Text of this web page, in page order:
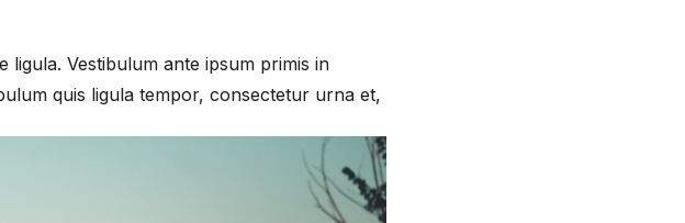
ligula. Vestibulum ante ipsum primis in
quis ligula tempor, consectetur urna et,